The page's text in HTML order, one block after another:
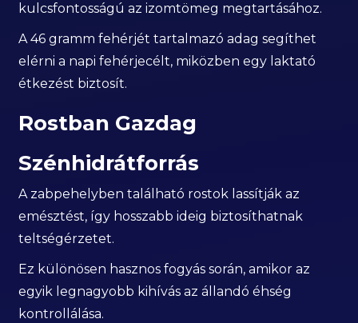
kulcsfontosságú az izomtömeg megtartásához.
A 46 gramm fehérjét tartalmazó adag segíthet
elérni a napi fehérjecélt, miközben egy laktató
étkezést biztosít.
Rostban Gazdag
Szénhidrátforrás
A zabpehelyben található rostok lassítják az
emésztést, így hosszabb ideig biztosíthatnak
teltségérzetet.
Ez különösen hasznos fogyás során, amikor az
egyik legnagyobb kihívás az állandó éhség
kontrollálása.